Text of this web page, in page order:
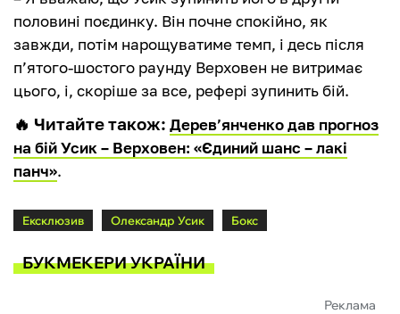
половині поєдинку. Він почне спокійно, як
завжди, потім нарощуватиме темп, і десь після
п’ятого-шостого раунду Верховен не витримає
цього, і, скоріше за все, рефері зупинить бій.
🔥 Читайте також: Дерев’янченко дав прогноз
на бій Усик – Верховен: «Єдиний шанс – лакі
панч».
Ексклюзив Олександр Усик Бокс
БУКМЕКЕРИ УКРАЇНИ
Реклама